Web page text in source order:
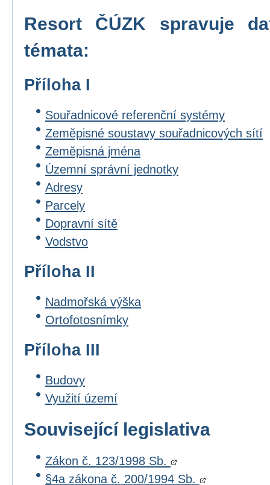
Resort ČÚZK spravuje
témata:
Příloha I
Souřadnicové referenční systémy
Zeměpisné soustavy souřadnicových sítí
Zeměpisná jména
Územní správní jednotky
Adresy
Parcely
Dopravní sítě
Vodstvo
Příloha II
Nadmořská výška
Ortofotosnímky
Příloha III
Budovy
Využití území
Související legislativa
Zákon č. 123/1998 Sb.
§4a zákona č. 200/1994 Sb.